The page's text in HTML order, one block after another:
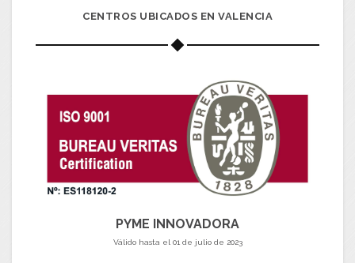
CENTROS UBICADOS EN VALENCIA
PYME INNOVADORA
Válido hasta el 01 de julio de 2023